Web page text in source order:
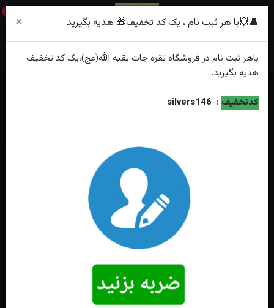
0
خانه
فهرست محصولات
دستبندبافت عقیق زرد شرف الشمس حکاکی یا شمس الشموس قاب نقره دست
👤💥با هر ثبت نام ، یک کد تخفیف🎁 هدیه بگیرید ×
باهر ثبت نام در فروشگاه نقره جات بقیه الله(عج)،یک کد تخفیف
هدیه بگیرید.
کدتخفیف :
silvers146